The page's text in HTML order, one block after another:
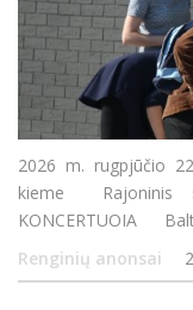
2026 m. rugpjūčio
kieme Rajoninis
KONCERTUOJA
etnografinis
Bukšta Rokiškio
Renginių anonsai